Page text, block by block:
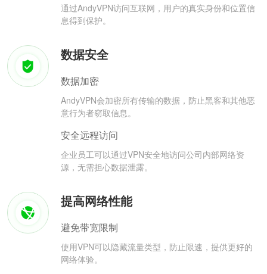
通过AndyVPN访问互联网，用户的真实身份和位置信
息得到保护。
数据安全
数据加密
AndyVPN会加密所有传输的数据，防止黑客和其他恶
意行为者窃取信息。
安全远程访问
企业员工可以通过VPN安全地访问公司内部网络资
源，无需担心数据泄露。
提高网络性能
避免带宽限制
使用VPN可以隐藏流量类型，防止限速，提供更好的
网络体验。